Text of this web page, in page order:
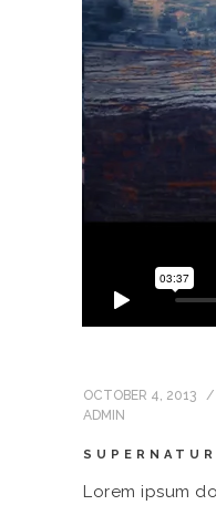
OCTOBER 4, 2013
ADMIN
Lorem ipsum